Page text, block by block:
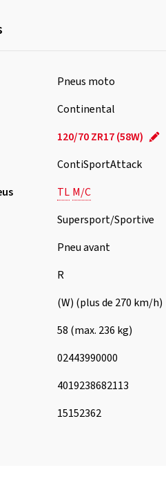
Pneus moto
Continental
120/70 ZR17 (58W)
ContiSportAttack
TL M/C
Supersport/Sportive
Pneu avant
R
(W) (plus de 270 km/h)
58 (max. 236 kg)
02443990000
4019238682113
15152362